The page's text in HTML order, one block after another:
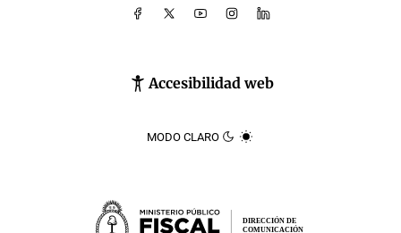
Accesibilidad web
MODO CLARO
DIRECCIÓN DE
COMUNICACIÓN